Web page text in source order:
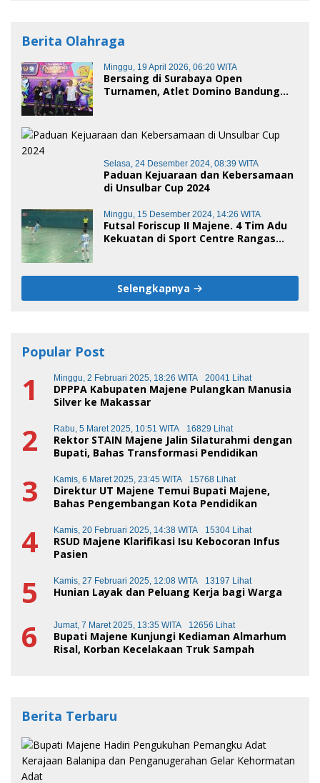
Berita Olahraga
Minggu, 19 April 2026, 06:20 WITA
Bersaing di Surabaya Open
Turnamen, Atlet Domino Bandung
Selasa, 24 Desember 2024, 08:39 WITA
Paduan Kejuaraan dan Kebersamaan
di Unsulbar Cup 2024
Minggu, 15 Desember 2024, 14:26 WITA
Futsal Foriscup II Majene. 4 Tim Adu
Kekuatan di Sport Centre Rangas
Selengkapnya
Popular Post
1 Minggu, 2 Februari 2025, 18:26 WITA 20041 Lihat
DPPPA Kabupaten Majene Pulangkan Manusia
Silver ke Makassar
2 Rabu, 5 Maret 2025, 10:51 WITA 16829 Lihat
Rektor STAIN Majene Jalin Silaturahmi dengan
Bupati, Bahas Transformasi Pendidikan
3 Kamis, 6 Maret 2025, 23:45 WITA 15768 Lihat
Direktur UT Majene Temui Bupati Majene,
Bahas Pengembangan Kota Pendidikan
4 Kamis, 20 Februari 2025, 14:38 WITA 15304 Lihat
RSUD Majene Klarifikasi Isu Kebocoran Infus
Pasien
5 Kamis, 27 Februari 2025, 12:08 WITA 13197 Lihat
Hunian Layak dan Peluang Kerja bagi Warga
6 Jumat, 7 Maret 2025, 13:35 WITA 12656 Lihat
Bupati Majene Kunjungi Kediaman Almarhum
Risal, Korban Kecelakaan Truk Sampah
Berita Terbaru